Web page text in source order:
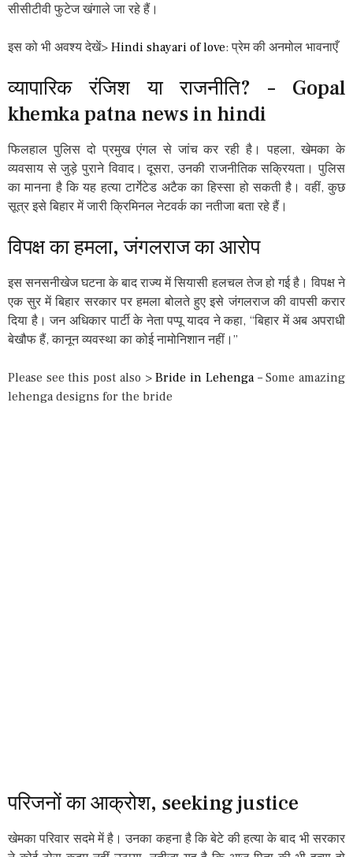
सीसीटीवी फुटेज खंगाले जा रहे हैं।
इस को भी अवश्य देखें> Hindi shayari of love: प्रेम की अनमोल भावनाएँ
व्यापारिक रंजिश या राजनीति? – Gopal
khemka patna news in hindi
फिलहाल पुलिस दो प्रमुख एंगल से जांच कर रही है। पहला, खेमका के
व्यवसाय से जुड़े पुराने विवाद। दूसरा, उनकी राजनीतिक सक्रियता। पुलिस
का मानना है कि यह हत्या टार्गेटेड अटैक का हिस्सा हो सकती है। वहीं, कुछ
सूत्र इसे बिहार में जारी क्रिमिनल नेटवर्क का नतीजा बता रहे हैं।
विपक्ष का हमला, जंगलराज का आरोप
इस सनसनीखेज घटना के बाद राज्य में सियासी हलचल तेज हो गई है। विपक्ष ने
एक सुर में बिहार सरकार पर हमला बोलते हुए इसे जंगलराज की वापसी करार
दिया है। जन अधिकार पार्टी के नेता पप्पू यादव ने कहा, “बिहार में अब अपराधी
बेखौफ हैं, कानून व्यवस्था का कोई नामोनिशान नहीं।”
Please see this post also >Bride in Lehenga– Some amazing
lehenga designs for the bride
परिजनों का आक्रोश, seeking justice
खेमका परिवार सदमे में है। उनका कहना है कि बेटे की हत्या के बाद भी सरकार